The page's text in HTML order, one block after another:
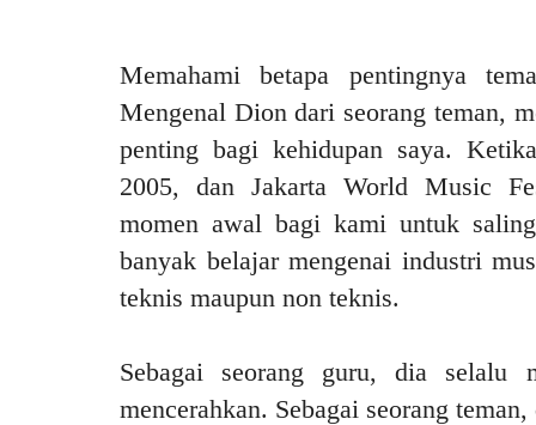
Memahami betapa pentingnya
Mengenal Dion dari seorang teman,
penting bagi kehidupan saya.
2005, dan Jakarta World Music
momen awal bagi kami untuk
banyak belajar mengenai industri
teknis maupun non teknis.
Sebagai seorang guru, dia
mencerahkan. Sebagai seorang